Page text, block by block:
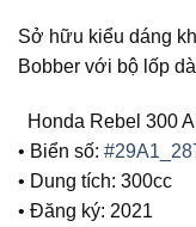
Sở hữu kiểu dáng
Bobber với bộ lốp
Honda Rebel 300
• Biển số:
• Dung tích: 300cc
• Đăng ký: 2021